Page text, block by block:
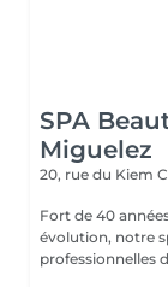
SPA
Miguelez
20, rue du Kiem
Fort de 40
évolution, notre
professionnelles